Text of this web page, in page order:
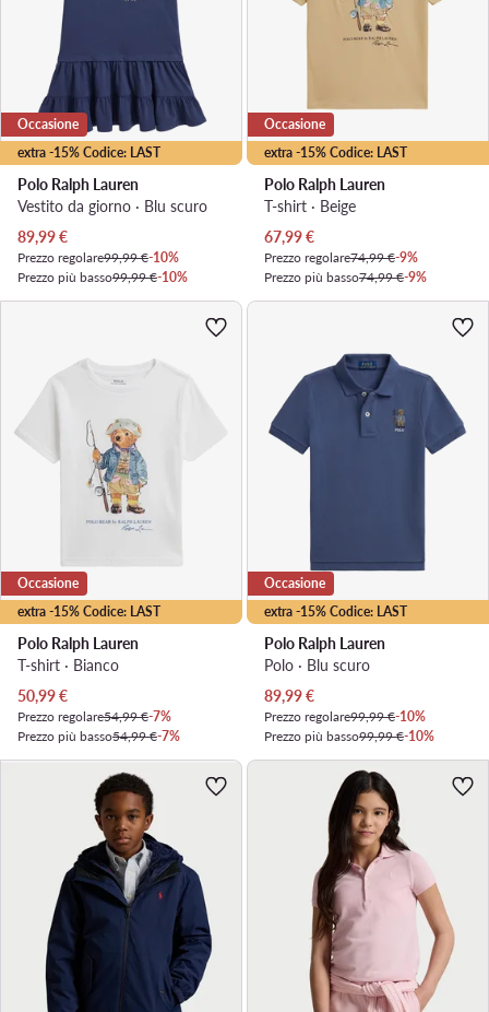
extra -15% Codice: LAST
Occasione
Polo Ralph Lauren
Vestito da giorno · Blu scuro
Prezzo attuale
89,99€
Prezzo regolare99,99 €-10%
Prezzo più basso99,99 €-10%
extra -15% Codice: LAST
Occasione
Polo Ralph Lauren
T-shirt · Beige
Prezzo attuale
67,99€
Prezzo regolare74,99 €-9%
Prezzo più basso74,99 €-9%
extra -15% Codice: LAST
Occasione
Polo Ralph Lauren
T-shirt · Bianco
Prezzo attuale
50,99€
Prezzo regolare54,99 €-7%
Prezzo più basso54,99 €-7%
extra -15% Codice: LAST
Occasione
Polo Ralph Lauren
Polo · Blu scuro
Prezzo attuale
89,99€
Prezzo regolare99,99 €-10%
Prezzo più basso99,99 €-10%